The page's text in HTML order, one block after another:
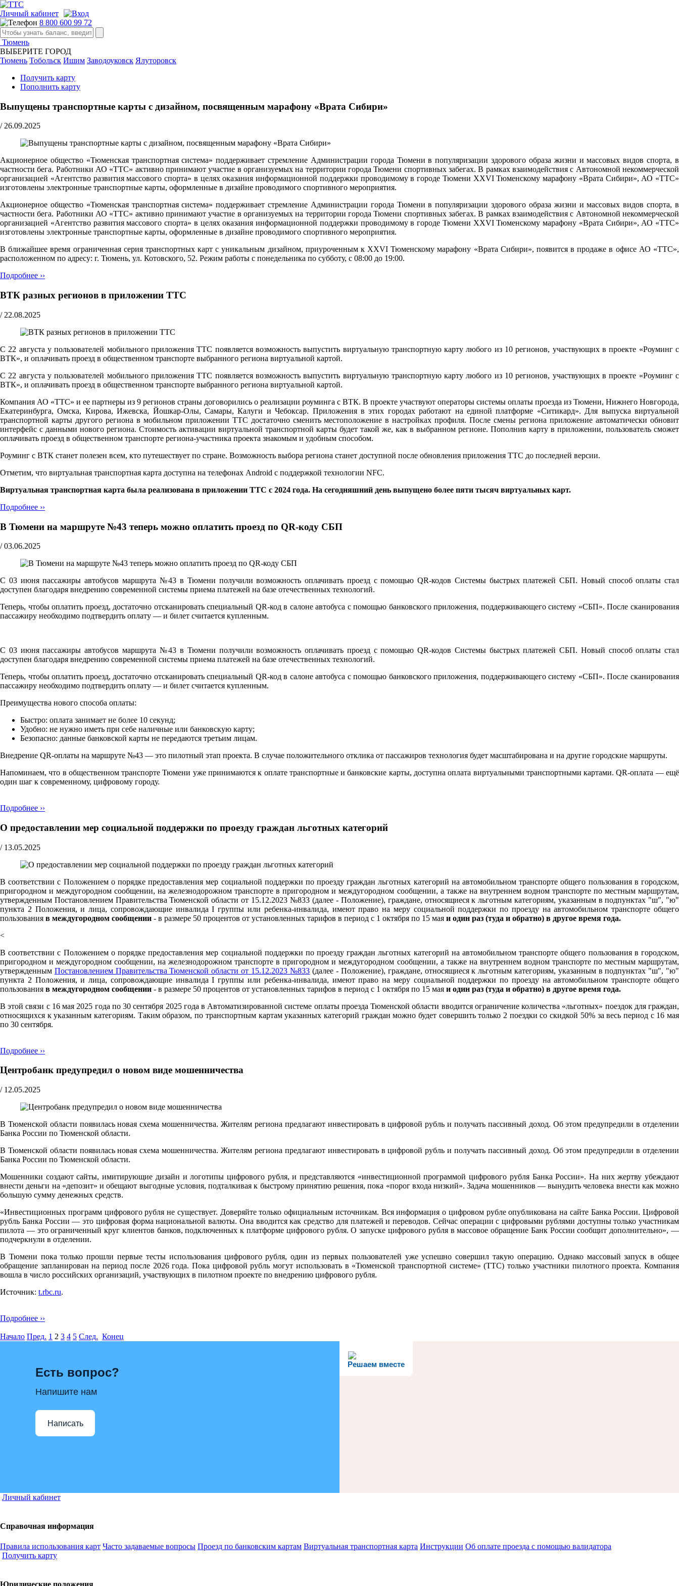
Личный кабинет
8 800 600 99 72
Тюмень
ВЫБЕРИТЕ ГОРОД
Тюмень Тобольск Ишим Заводоуковск Ялуторовск
Получить карту
Пополнить карту
Выпущены транспортные карты с дизайном, посвященным марафону «Врата Сибири»
/ 26.09.2025
Акционерное общество «Тюменская транспортная система» поддерживает стремление Администрации города Тюмени в популяризации здорового образа жизни и массовых видов спорта, в
частности бега. Работники АО «ТТС» активно принимают участие в организуемых на территории города Тюмени спортивных забегах. В рамках взаимодействия с Автономной некоммерческой
организацией «Агентство развития массового спорта» в целях оказания информационной поддержки проводимому в городе Тюмени XXVI Тюменскому марафону «Врата Сибири», АО «ТТС»
изготовлены электронные транспортные карты, оформленные в дизайне проводимого спортивного мероприятия.
Акционерное общество «Тюменская транспортная система» поддерживает стремление Администрации города Тюмени в популяризации здорового образа жизни и массовых видов спорта, в
частности бега. Работники АО «ТТС» активно принимают участие в организуемых на территории города Тюмени спортивных забегах. В рамках взаимодействия с Автономной некоммерческой
организацией «Агентство развития массового спорта» в целях оказания информационной поддержки проводимому в городе Тюмени XXVI Тюменскому марафону «Врата Сибири», АО «ТТС»
изготовлены электронные транспортные карты, оформленные в дизайне проводимого спортивного мероприятия.
В ближайшее время ограниченная серия транспортных карт с уникальным дизайном, приуроченным к XXVI Тюменскому марафону «Врата Сибири», появится в продаже в офисе АО «ТТС»,
расположенном по адресу: г. Тюмень, ул. Котовского, 52. Pежим работы с понедельника по субботу, с 08:00 до 19:00.
Подробнее ››
ВТК разных регионов в приложении ТТС
/ 22.08.2025
С 22 августа у пользователей мобильного приложения ТТС появляется возможность выпустить виртуальную транспортную карту любого из 10 регионов, участвующих в проекте «Роуминг с
ВТК», и оплачивать проезд в общественном транспорте выбранного региона виртуальной картой.
С 22 августа у пользователей мобильного приложения ТТС появляется возможность выпустить виртуальную транспортную карту любого из 10 регионов, участвующих в проекте «Роуминг с
ВТК», и оплачивать проезд в общественном транспорте выбранного региона виртуальной картой.
Компания АО «ТТС» и ее партнеры из 9 регионов страны договорились о реализации роуминга с ВТК. В проекте участвуют операторы системы оплаты проезда из Тюмени, Нижнего Новгорода,
Екатеринбурга, Омска, Кирова, Ижевска, Йошкар-Олы, Самары, Калуги и Чебоксар. Приложения в этих городах работают на единой платформе «Ситикард». Для выпуска виртуальной
транспортной карты другого региона в мобильном приложении ТТС достаточно сменить местоположение в настройках профиля. После смены региона приложение автоматически обновит
интерфейс с данными нового региона. Стоимость активации виртуальной транспортной карты будет такой же, как в выбранном регионе. Пополнив карту в приложении, пользователь сможет
оплачивать проезд в общественном транспорте региона-участника проекта знакомым и удобным способом.
Роуминг с ВТК станет полезен всем, кто путешествует по стране. Возможность выбора региона станет доступной после обновления приложения ТТС до последней версии.
Отметим, что виртуальная транспортная карта доступна на телефонах Android с поддержкой технологии NFC.
Виртуальная транспортная карта была реализована в приложении ТТС с 2024 года. На сегодняшний день выпущено более пяти тысяч виртуальных карт.
Подробнее ››
В Тюмени на маршруте №43 теперь можно оплатить проезд по QR-коду СБП
/ 03.06.2025
С 03 июня пассажиры автобусов маршрута №43 в Тюмени получили возможность оплачивать проезд с помощью QR-кодов Системы быстрых платежей СБП. Новый способ оплаты стал
доступен благодаря внедрению современной системы приема платежей на базе отечественных технологий.
Теперь, чтобы оплатить проезд, достаточно отсканировать специальный QR-код в салоне автобуса с помощью банковского приложения, поддерживающего систему «СБП». После сканирования
пассажиру необходимо подтвердить оплату — и билет считается купленным.
С 03 июня пассажиры автобусов маршрута №43 в Тюмени получили возможность оплачивать проезд с помощью QR-кодов Системы быстрых платежей СБП. Новый способ оплаты стал
доступен благодаря внедрению современной системы приема платежей на базе отечественных технологий.
Теперь, чтобы оплатить проезд, достаточно отсканировать специальный QR-код в салоне автобуса с помощью банковского приложения, поддерживающего систему «СБП». После сканирования
пассажиру необходимо подтвердить оплату — и билет считается купленным.
Преимущества нового способа оплаты:
Быстро: оплата занимает не более 10 секунд;
Удобно: не нужно иметь при себе наличные или банковскую карту;
Безопасно: данные банковской карты не передаются третьим лицам.
Внедрение QR-оплаты на маршруте №43 — это пилотный этап проекта. В случае положительного отклика от пассажиров технология будет масштабирована и на другие городские маршруты.
Напоминаем, что в общественном транспорте Тюмени уже принимаются к оплате транспортные и банковские карты, доступна оплата виртуальными транспортными картами. QR-оплата — ещё
один шаг к современному, цифровому городу.
Подробнее ››
О предоставлении мер социальной поддержки по проезду граждан льготных категорий
/ 13.05.2025
В соответствии с Положением о порядке предоставления мер социальной поддержки по проезду граждан льготных категорий на автомобильном транспорте общего пользования в городском,
пригородном и междугородном сообщении, на железнодорожном транспорте в пригородном и междугородном сообщении, а также на внутреннем водном транспорте по местным маршрутам,
утвержденным Постановлением Правительства Тюменской области от 15.12.2023 №833 (далее - Положение), граждане, относящиеся к льготным категориям, указанным в подпунктах "ш", "ю"
пункта 2 Положения, и лица, сопровождающие инвалида I группы или ребенка-инвалида, имеют право на меру социальной поддержки по проезду на автомобильном транспорте общего
пользования в междугородном сообщении - в размере 50 процентов от установленных тарифов в период с 1 октября по 15 мая и один раз (туда и обратно) в другое время года.
<
В соответствии с Положением о порядке предоставления мер социальной поддержки по проезду граждан льготных категорий на автомобильном транспорте общего пользования в городском,
пригородном и междугородном сообщении, на железнодорожном транспорте в пригородном и междугородном сообщении, а также на внутреннем водном транспорте по местным маршрутам,
утвержденным Постановлением Правительства Тюменской области от 15.12.2023 №833 (далее - Положение), граждане, относящиеся к льготным категориям, указанным в подпунктах "ш", "ю"
пункта 2 Положения, и лица, сопровождающие инвалида I группы или ребенка-инвалида, имеют право на меру социальной поддержки по проезду на автомобильном транспорте общего
пользования в междугородном сообщении - в размере 50 процентов от установленных тарифов в период с 1 октября по 15 мая и один раз (туда и обратно) в другое время года.
В этой связи с 16 мая 2025 года по 30 сентября 2025 года в Автоматизированной системе оплаты проезда Тюменской области вводится ограничение количества «льготных» поездок для граждан,
относящихся к указанным категориям. Таким образом, по транспортным картам указанных категорий граждан можно будет совершить только 2 поездки со скидкой 50% за весь период с 16 мая
по 30 сентября.
Подробнее ››
Центробанк предупредил о новом виде мошенничества
/ 12.05.2025
В Тюменской области появилась новая схема мошенничества. Жителям региона предлагают инвестировать в цифровой рубль и получать пассивный доход. Об этом предупредили в отделении
Банка России по Тюменской области.
В Тюменской области появилась новая схема мошенничества. Жителям региона предлагают инвестировать в цифровой рубль и получать пассивный доход. Об этом предупредили в отделении
Банка России по Тюменской области.
Мошенники создают сайты, имитирующие дизайн и логотипы цифрового рубля, и представляются «инвестиционной программой цифрового рубля Банка России». На них жертву убеждают
внести деньги на «депозит» и обещают выгодные условия, подталкивая к быстрому принятию решения, пока «порог входа низкий». Задача мошенников — вынудить человека внести как можно
большую сумму денежных средств.
«Инвестиционных программ цифрового рубля не существует. Доверяйте только официальным источникам. Вся информация о цифровом рубле опубликована на сайте Банка России. Цифровой
рубль Банка России — это цифровая форма национальной валюты. Она вводится как средство для платежей и переводов. Сейчас операции с цифровыми рублями доступны только участникам
пилота — это ограниченный круг клиентов банков, подключенных к платформе цифрового рубля. О запуске цифрового рубля в массовое обращение Банк России сообщит дополнительно», —
подчеркнули в отделении.
В Тюмени пока только прошли первые тесты использования цифрового рубля, один из первых пользователей уже успешно совершил такую операцию. Однако массовый запуск в общее
обращение запланирован на период после 2026 года. Пока цифровой рубль могут использовать в «Тюменской транспортной системе» (ТТС) только участники пилотного проекта. Компания
вошла в число российских организаций, участвующих в пилотном проекте по внедрению цифрового рубля.
Источник: t.rbc.ru.
Подробнее ››
Начало Пред. 1 2 3 4 5 След. Конец
Решаем вместе
Есть вопрос?
Напишите нам
Написать
Личный кабинет
Справочная информация
Правила использования карт Часто задаваемые вопросы Проезд по банковским картам Виртуальная транспортная карта Инструкции Об оплате проезда с помощью валидатора
Получить карту
Юридические положения